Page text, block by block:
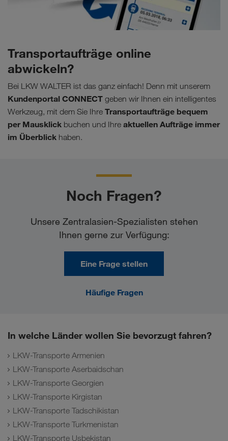
Transportaufträge online
abwickeln?
Bei LKW WALTER ist das ganz einfach! Denn mit unserem
Kundenportal CONNECT geben wir Ihnen ein intelligentes
Werkzeug, mit dem Sie Ihre Transportaufträge bequem
per Mausklick buchen und Ihre aktuellen Aufträge immer
im Überblick haben.
Noch Fragen?
Unsere Zentralasien-Spezialisten stehen
Ihnen gerne zur Verfügung:
Eine Frage stellen
Häufige Fragen
In welche Länder wollen Sie bevorzugt fahren?
LKW-Transporte Armenien
LKW-Transporte Aserbaidschan
LKW-Transporte Georgien
LKW-Transporte Kirgistan
LKW-Transporte Tadschikistan
LKW-Transporte Turkmenistan
LKW-Transporte Usbekistan